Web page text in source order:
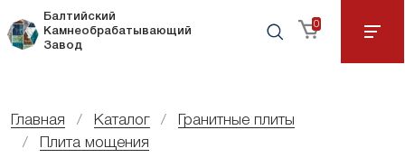
Балтийский
Камнеобрабатывающий
Завод
0
Главная Каталог
Гранитные плиты
Плита мощения